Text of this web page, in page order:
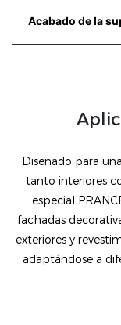
Acabado de la
Diseñado para
tanto interiores
especial
fachadas
exteriores y
adaptándose a